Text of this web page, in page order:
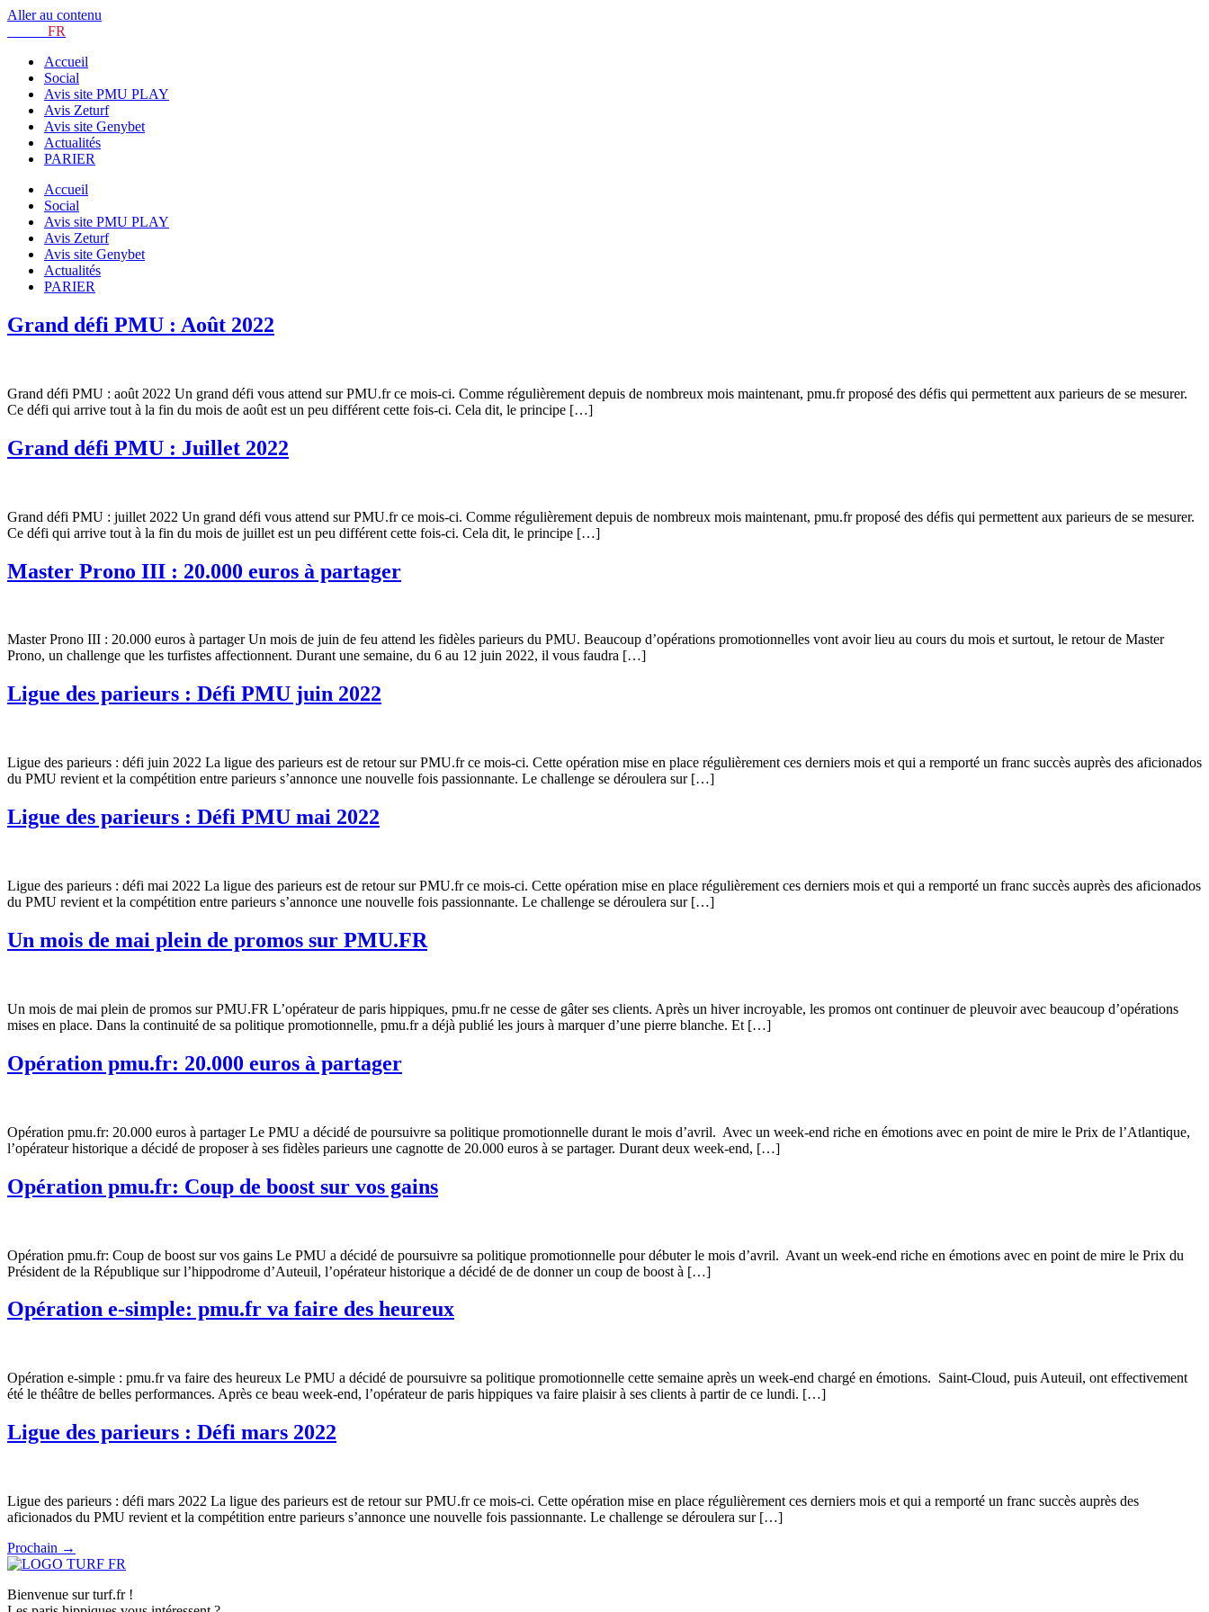
Aller au contenu
FR
Accueil
Social
Avis site PMU PLAY
Avis Zeturf
Avis site Genybet
Actualités
PARIER
Accueil
Social
Avis site PMU PLAY
Avis Zeturf
Avis site Genybet
Actualités
PARIER
Grand défi PMU : Août 2022
Grand défi PMU : août 2022 Un grand défi vous attend sur PMU.fr ce mois-ci. Comme régulièrement depuis de nombreux mois maintenant, pmu.fr proposé des défis qui permettent aux parieurs de se mesurer.
Ce défi qui arrive tout à la fin du mois de août est un peu différent cette fois-ci. Cela dit, le principe […]
Grand défi PMU : Juillet 2022
Grand défi PMU : juillet 2022 Un grand défi vous attend sur PMU.fr ce mois-ci. Comme régulièrement depuis de nombreux mois maintenant, pmu.fr proposé des défis qui permettent aux parieurs de se mesurer.
Ce défi qui arrive tout à la fin du mois de juillet est un peu différent cette fois-ci. Cela dit, le principe […]
Master Prono III : 20.000 euros à partager
Master Prono III : 20.000 euros à partager Un mois de juin de feu attend les fidèles parieurs du PMU. Beaucoup d’opérations promotionnelles vont avoir lieu au cours du mois et surtout, le retour de Master
Prono, un challenge que les turfistes affectionnent. Durant une semaine, du 6 au 12 juin 2022, il vous faudra […]
Ligue des parieurs : Défi PMU juin 2022
Ligue des parieurs : défi juin 2022 La ligue des parieurs est de retour sur PMU.fr ce mois-ci. Cette opération mise en place régulièrement ces derniers mois et qui a remporté un franc succès auprès des aficionados
du PMU revient et la compétition entre parieurs s’annonce une nouvelle fois passionnante. Le challenge se déroulera sur […]
Ligue des parieurs : Défi PMU mai 2022
Ligue des parieurs : défi mai 2022 La ligue des parieurs est de retour sur PMU.fr ce mois-ci. Cette opération mise en place régulièrement ces derniers mois et qui a remporté un franc succès auprès des aficionados
du PMU revient et la compétition entre parieurs s’annonce une nouvelle fois passionnante. Le challenge se déroulera sur […]
Un mois de mai plein de promos sur PMU.FR
Un mois de mai plein de promos sur PMU.FR L’opérateur de paris hippiques, pmu.fr ne cesse de gâter ses clients. Après un hiver incroyable, les promos ont continuer de pleuvoir avec beaucoup d’opérations
mises en place. Dans la continuité de sa politique promotionnelle, pmu.fr a déjà publié les jours à marquer d’une pierre blanche. Et […]
Opération pmu.fr: 20.000 euros à partager
Opération pmu.fr: 20.000 euros à partager Le PMU a décidé de poursuivre sa politique promotionnelle durant le mois d’avril. Avec un week-end riche en émotions avec en point de mire le Prix de l’Atlantique,
l’opérateur historique a décidé de proposer à ses fidèles parieurs une cagnotte de 20.000 euros à se partager. Durant deux week-end, […]
Opération pmu.fr: Coup de boost sur vos gains
Opération pmu.fr: Coup de boost sur vos gains Le PMU a décidé de poursuivre sa politique promotionnelle pour débuter le mois d’avril. Avant un week-end riche en émotions avec en point de mire le Prix du
Président de la République sur l’hippodrome d’Auteuil, l’opérateur historique a décidé de de donner un coup de boost à […]
Opération e-simple: pmu.fr va faire des heureux
Opération e-simple : pmu.fr va faire des heureux Le PMU a décidé de poursuivre sa politique promotionnelle cette semaine après un week-end chargé en émotions. Saint-Cloud, puis Auteuil, ont effectivement
été le théâtre de belles performances. Après ce beau week-end, l’opérateur de paris hippiques va faire plaisir à ses clients à partir de ce lundi. […]
Ligue des parieurs : Défi mars 2022
Ligue des parieurs : défi mars 2022 La ligue des parieurs est de retour sur PMU.fr ce mois-ci. Cette opération mise en place régulièrement ces derniers mois et qui a remporté un franc succès auprès des
aficionados du PMU revient et la compétition entre parieurs s’annonce une nouvelle fois passionnante. Le challenge se déroulera sur […]
Prochain →
Bienvenue sur turf.fr !